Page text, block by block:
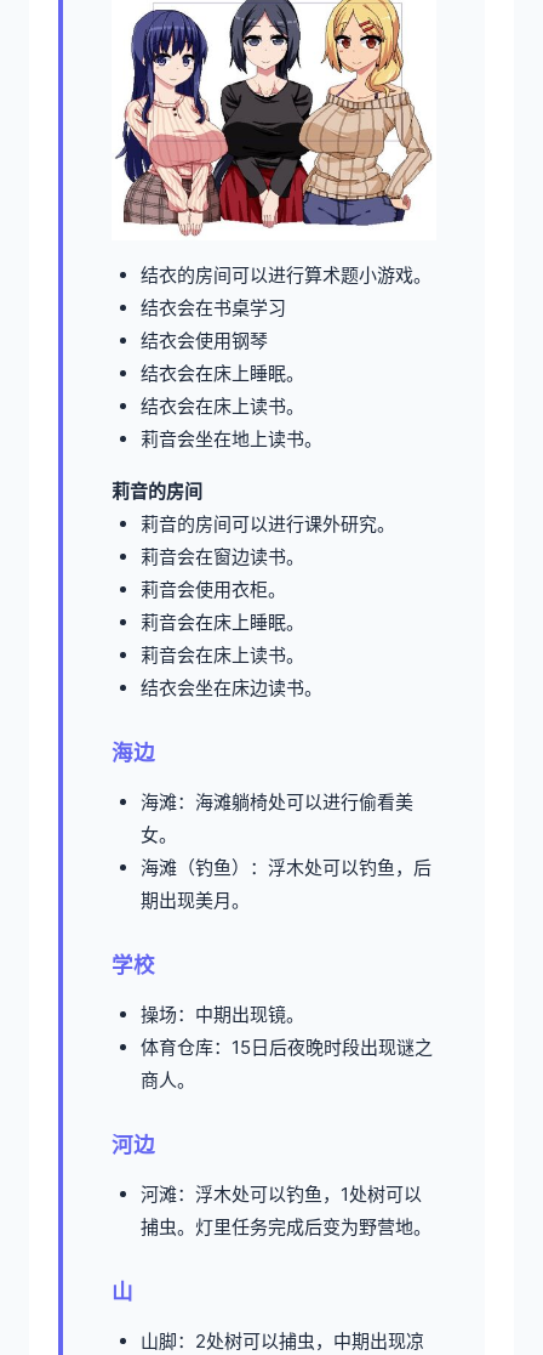
结衣的房间可以进行算术题小游戏。
结衣会在书桌学习
结衣会使用钢琴
结衣会在床上睡眠。
结衣会在床上读书。
莉音会坐在地上读书。
莉音的房间
莉音的房间可以进行课外研究。
莉音会在窗边读书。
莉音会使用衣柜。
莉音会在床上睡眠。
莉音会在床上读书。
结衣会坐在床边读书。
海边
海滩：海滩躺椅处可以进行偷看美
女。
海滩（钓鱼）：浮木处可以钓鱼，后
期出现美月。
学校
操场：中期出现镜。
体育仓库：15日后夜晚时段出现谜之
商人。
河边
河滩：浮木处可以钓鱼，1处树可以
捕虫。灯里任务完成后变为野营地。
山
山脚：2处树可以捕虫，中期出现凉